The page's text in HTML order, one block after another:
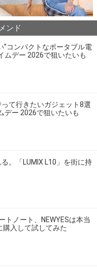
ンド
”コンパクトなポータブル電
ムデー 2026で狙いたいも
て行きたいガジェット8選
デー 2026で狙いたいも
。「LUMIX L10」を街に持
トノート、NEWYESは本当
購入して試してみた